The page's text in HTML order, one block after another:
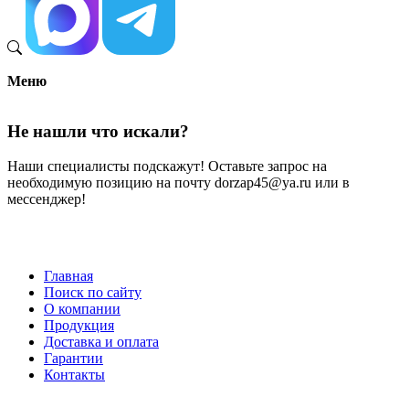
Меню
Не нашли что искали?
Наши специалисты подскажут! Оставьте запрос на
необходимую позицию на почту dorzap45@ya.ru или в
мессенджер!
Меню
подвале
Главная
Поиск по сайту
О компании
Продукция
Доставка и оплата
Гарантии
Контакты